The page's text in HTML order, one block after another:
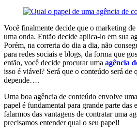
Você finalmente decide que o marketing
uma onda. Então decide aplica-lo em sua
Porém, na correria do dia a dia, não
para redes sociais e blogs, da forma que
então, você decide procurar uma agência
isso é viável? Será que o conteúdo será de
depende….
Uma boa agência de conteúdo envolve
papel é fundamental para grande parte das
falarmos das vantagens de contratar uma
precisamos entender qual o seu papel!